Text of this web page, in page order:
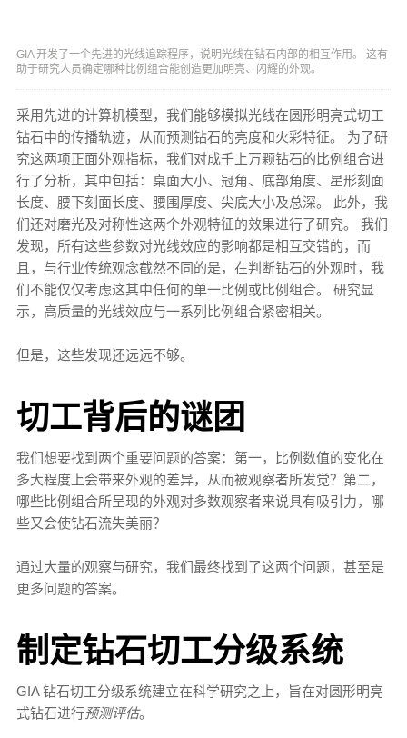
GIA 开发了一个先进的光线追踪程序，说明光线在钻石内部的相互作用。 这有
助于研究人员确定哪种比例组合能创造更加明亮、闪耀的外观。
采用先进的计算机模型，我们能够模拟光线在圆形明亮式切工
钻石中的传播轨迹，从而预测钻石的亮度和火彩特征。 为了研
究这两项正面外观指标，我们对成千上万颗钻石的比例组合进
行了分析，其中包括：桌面大小、冠角、底部角度、星形刻面
长度、腰下刻面长度、腰围厚度、尖底大小及总深。 此外，我
们还对磨光及对称性这两个外观特征的效果进行了研究。 我们
发现，所有这些参数对光线效应的影响都是相互交错的，而
且，与行业传统观念截然不同的是，在判断钻石的外观时，我
们不能仅仅考虑这其中任何的单一比例或比例组合。 研究显
示，高质量的光线效应与一系列比例组合紧密相关。
但是，这些发现还远远不够。
切工背后的谜团
我们想要找到两个重要问题的答案：第一，比例数值的变化在
多大程度上会带来外观的差异，从而被观察者所发觉？第二，
哪些比例组合所呈现的外观对多数观察者来说具有吸引力，哪
些又会使钻石流失美丽？
通过大量的观察与研究，我们最终找到了这两个问题，甚至是
更多问题的答案。
制定钻石切工分级系统
GIA 钻石切工分级系统建立在科学研究之上，旨在对圆形明亮
式钻石进行预测评估。